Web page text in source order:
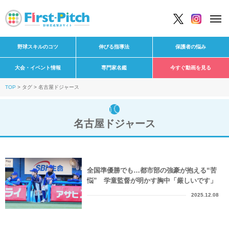
野球スキルのコツ 伸びる指導法 保護者の悩み
大会・イベント情報 専門家名鑑 今すぐ動画を見る
TOP タグ 名古屋ドジャース
名古屋ドジャース
全国準優勝でも…都市部の強豪が抱える“苦
悩” 学童監督が明かす胸中「厳しいです」
2025.12.08